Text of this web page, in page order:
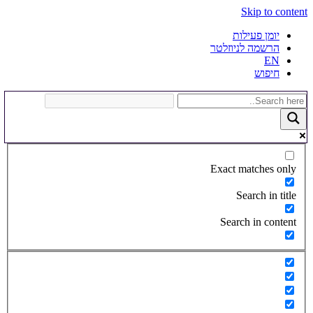
Skip to content
יומן פעילות
הרשמה לניוזלטר
EN
חיפוש
Exact matches only
Search in title
Search in content